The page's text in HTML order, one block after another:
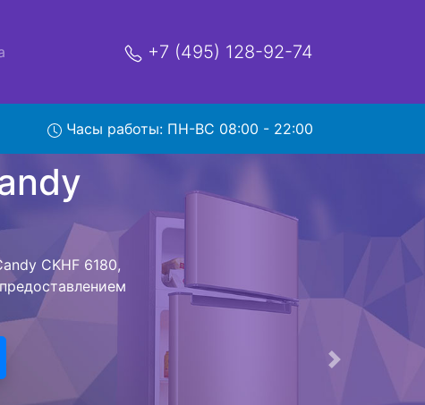
+7 (495) 128-92-74
Часы работы: ПН-ВС 08:00 - 22:00
и деньги на
Candy CKHF
CKHF 6180
ожидать
сдается,
, выезд
Следующая